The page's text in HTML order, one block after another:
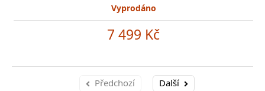
Vyprodáno
7 499 Kč
Předchozí Další